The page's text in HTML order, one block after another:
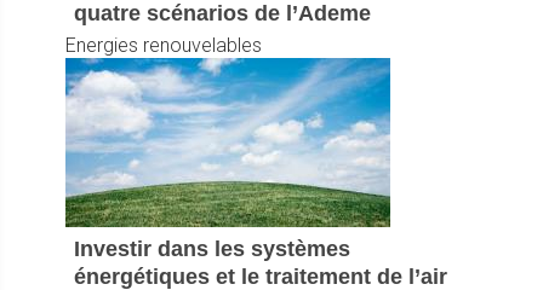
quatre scénarios de l’Ademe
Energies renouvelables
Investir dans les systèmes
énergétiques et le traitement de l’air